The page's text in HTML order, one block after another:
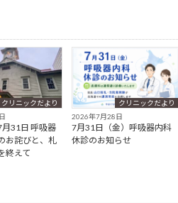
クリニックだより
月31日 呼吸器
お詫びと、札
終えて
クリニックだより
2026年7月28日
7月31日（金）呼吸器内科
休診のお知らせ